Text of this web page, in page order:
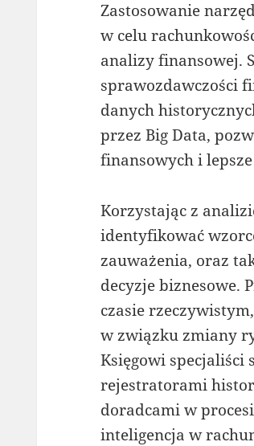
Zastosowanie
w celu
analizy finansowej.
sprawozdawczości
danych
przez Big Data,
finansowych i
Korzystając z
identyfikować
zauważenia, oraz
decyzje biznesowe.
czasie
w związku zmiany
Księgowi specjaliści
rejestratorami
doradcami w
inteligencja w